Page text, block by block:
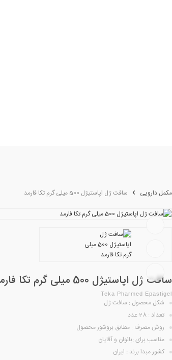
مکمل دارویی سافت ژل اپاستیژل 500 میلی گرم تکا فارمد
سافت ژل اپاستیژل 500 میلی گرم تکا فارمد
Teka Pharmed Epastigel
شکل محصول : سافت ژل
تعداد : 28 عدد
روش مصرف : مطابق بروشور محصول
مناسب برای :بانوان و آقایان
کشور مبدا برند : ایران